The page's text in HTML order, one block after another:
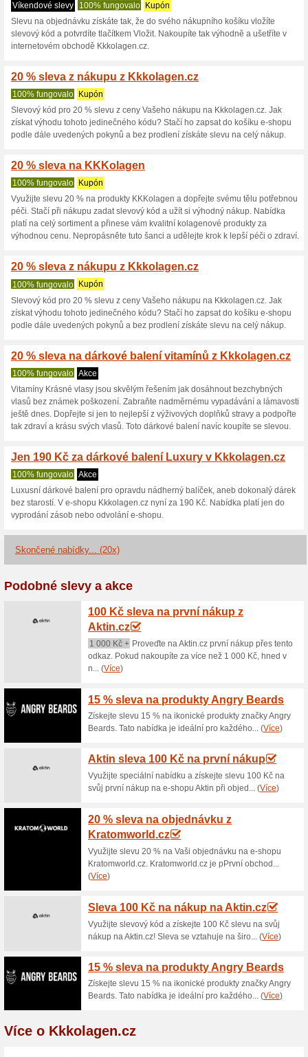
Kkkolagen.cz
6 aktuálních nabídek
Zobrazení:
Pokračovat na
Získávejte upozornění na
kupóny do tohoto obchodu.
Aktuální slevy a
20 % sleva na zboží
Víkendové slevy
Slevu na objednávku získáte
slevový kód a potvrdíte
internetovém obchodě
20 % sleva z
100% fungovalo Kupón
Slevový kód pro 20 % slevu
získat výhodu tohoto
podle dále uvedených
20 % sleva na
100% fungovalo Kupón
Využijte slevu 20 % na
péči. Stačí při nákupu zadat
platí na celý sortiment a